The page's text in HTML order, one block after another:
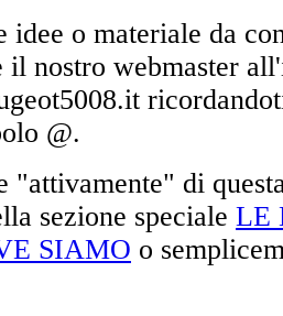
idee o materiale da
il nostro webmaster
@.
"attivamente" di
sezione speciale LE
SIAMO o